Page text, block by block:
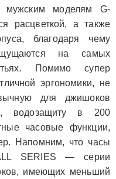
мужским моделям G-
расцветкой, а также
благодаря чему
на самых
Помимо супер
эргономики, не
для джишоков
водозащиту в 200
часовые функции,
Напомним, что часы
SERIES — серии
имеющих меньший